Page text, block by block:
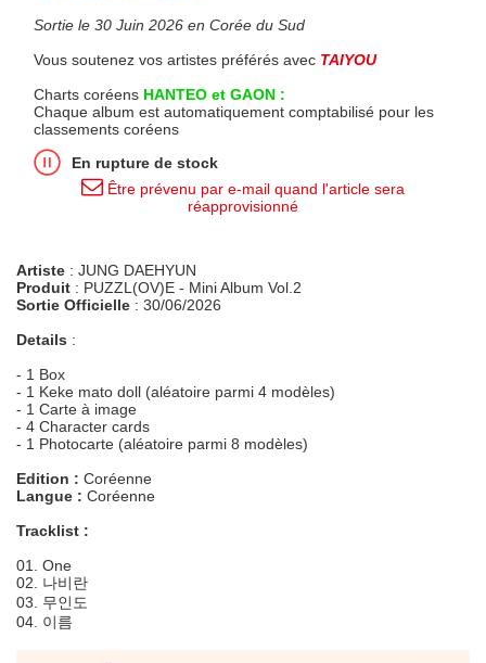
Sortie le 30 Juin 2026 en Corée du Sud
Vous soutenez vos artistes préférés avec TAIYOU
Charts coréens HANTEO et GAON :
Chaque album est automatiquement comptabilisé pour les
classements coréens
En rupture de stock
Être prévenu par e-mail quand l'article sera
réapprovisionné
Artiste : JUNG DAEHYUN
Produit : PUZZL(OV)E - Mini Album Vol.2
Sortie Officielle : 30/06/2026
Details :
- 1 Box
- 1 Keke mato doll (aléatoire parmi 4 modèles)
- 1 Carte à image
- 4 Character cards
- 1 Photocarte (aléatoire parmi 8 modèles)
Edition : Coréenne
Langue : Coréenne
Tracklist :
01. One
02. 나비란
03. 무인도
04. 이름